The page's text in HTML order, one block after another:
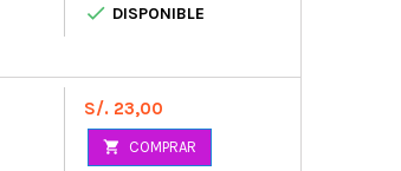
 DISPONIBLE
Precio
S/. 23,00
 COMPRAR